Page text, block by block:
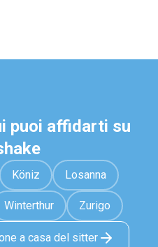
puoi affidarti su
Köniz Losanna
Winterthur Zurigo
a casa del sitter